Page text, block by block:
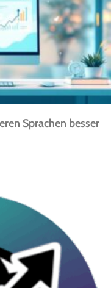
Sprachen besser